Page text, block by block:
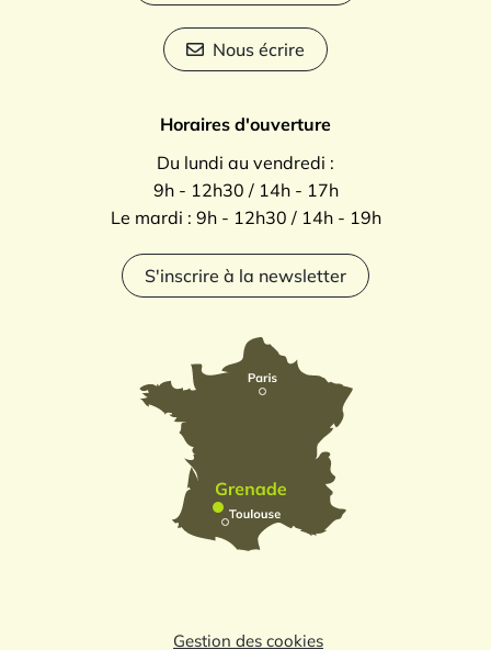
Nous écrire
Horaires d'ouverture
Du lundi au vendredi :
9h - 12h30 / 14h - 17h
Le mardi : 9h - 12h30 / 14h - 19h
S'inscrire à la newsletter
Gestion des cookies